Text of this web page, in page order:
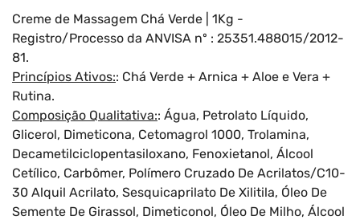
Creme de Massagem Chá Verde | 1Kg -
Registro/Processo da ANVISA nº : 25351.488015/2012-
81.
Princípios Ativos:: Chá Verde + Arnica + Aloe e Vera +
Rutina.
Composição Qualitativa:: Água, Petrolato Líquido,
Glicerol, Dimeticona, Cetomagrol 1000, Trolamina,
Decametilciclopentasiloxano, Fenoxietanol, Álcool
Cetílico, Carbômer, Polímero Cruzado De Acrilatos/C10-
30 Alquil Acrilato, Sesquicaprilato De Xilitila, Óleo De
Semente De Girassol, Dimeticonol, Óleo De Milho, Álcool